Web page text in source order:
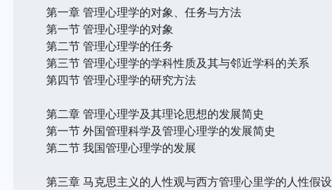
第一章 管理心理学的对象、任务与方法
第一节 管理心理学的对象
第二节 管理心理学的任务
第三节 管理心理学的学科性质及其与邻近学科的关系
第四节 管理心理学的研究方法
第二章 管理心理学及其理论思想的发展简史
第一节 外国管理科学及管理心理学的发展简史
第二节 我国管理心理学的发展
第三章 马克思主义的人性观与西方管理心里学的人性假设